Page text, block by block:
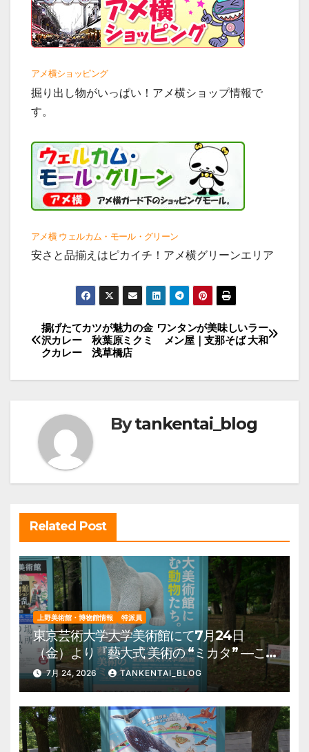
アメ横ショッピング
掘り出し物がいっぱい！アメ横ショップ情報で
す。
アメ横 ウェルカム・モール・グリーン
安さと品揃えはピカイチ！アメ横グリーンエリア
投
稿
ー
シ
ワンタンが美味しいラー
メン屋｜支那そば 大和
揚げたてカツが魅力の金
沢カレー 秋葉原ミクミ
クカレー 浅草橋店
Bytankentai_blog
Related Post
上野美術館・博物館情報 特派員
東京芸術大学大学美術館にて7月24日
（金）より『藝大式 美術の “ミカタ” ―こ
の夏、藝大生になる―』を開催。 上野公
園 美術館・博物館 混雑情報他
7月 24, 2026 TANKENTAI_BLOG